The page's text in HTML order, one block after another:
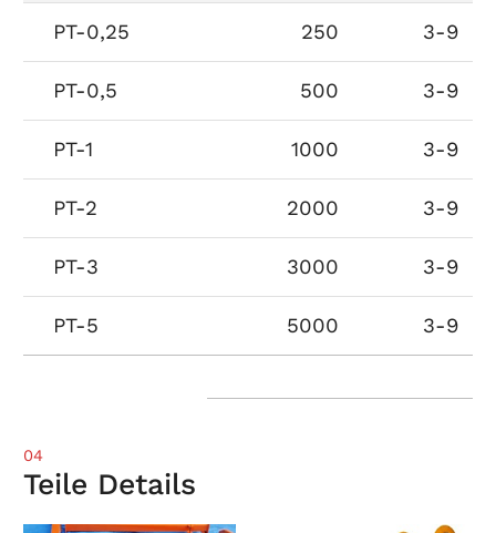
PT-0,25 250 3-9
PT-0,5 500 3-9
PT-1 1000 3-9
PT-2 2000 3-9
PT-3 3000 3-9
PT-5 5000 3-9
04
Teile Details